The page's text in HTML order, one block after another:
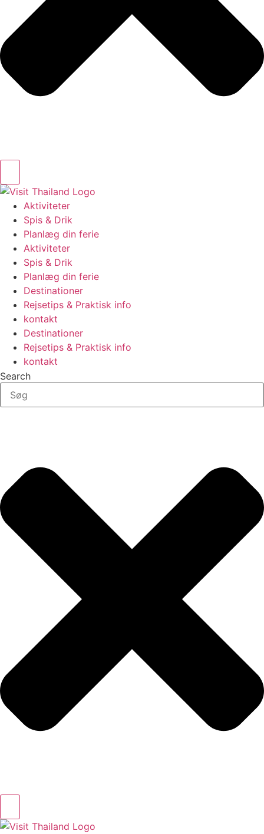
Aktiviteter
Spis & Drik
Planlæg din ferie
Aktiviteter
Spis & Drik
Planlæg din ferie
Destinationer
Rejsetips & Praktisk info
kontakt
Destinationer
Rejsetips & Praktisk info
kontakt
Search